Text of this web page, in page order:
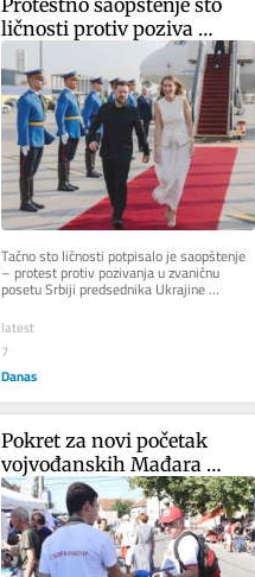
ličnosti protiv poziva
Zelenskom da poseti Srbiju
Tačno sto ličnosti potpisalo je saopštenje
– protest protiv pozivanja u zvaničnu
posetu Srbiji predsednika Ukrajine
Volodimira Zelenskog kojeg...
latest
7
Danas
Pokret za novi početak
vojvođanskih Mađara
pozvao SVM da u Kuli
podrži studentsku listu